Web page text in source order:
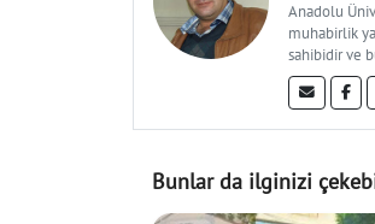
Anadolu
muhabirlik
sahibidir ve
Bunlar da ilginizi